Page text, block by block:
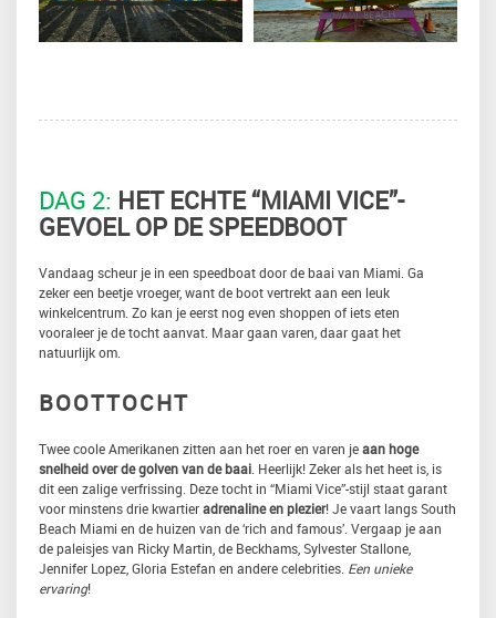
DAG 2: HET ECHTE “MIAMI VICE”-
GEVOEL OP DE SPEEDBOOT
Vandaag scheur je in een speedboat door de baai van Miami. Ga
zeker een beetje vroeger, want de boot vertrekt aan een leuk
winkelcentrum. Zo kan je eerst nog even shoppen of iets eten
vooraleer je de tocht aanvat. Maar gaan varen, daar gaat het
natuurlijk om.
BOOTTOCHT
Twee coole Amerikanen zitten aan het roer en varen jeaan hoge
snelheid over de golven van de baai . Heerlijk! Zeker als het heet is, is
dit een zalige verfrissing. Deze tocht in “Miami Vice”-stijl staat garant
voor minstens drie kwartieradrenaline en plezier! Je vaart langs South
Beach Miami en de huizen van de ‘rich and famous’. Vergaap je aan
de paleisjes van Ricky Martin, de Beckhams, Sylvester Stallone,
Jennifer Lopez, Gloria Estefan en andere celebrities. Een unieke
ervaring!